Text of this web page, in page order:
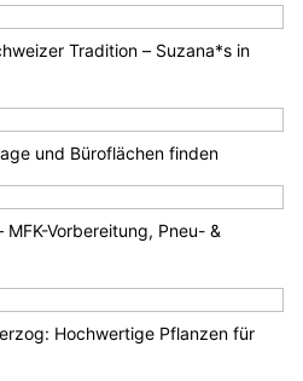
Tradition – Suzana*s in
und Büroflächen finden
Vorbereitung, Pneu- &
Hochwertige Pflanzen für